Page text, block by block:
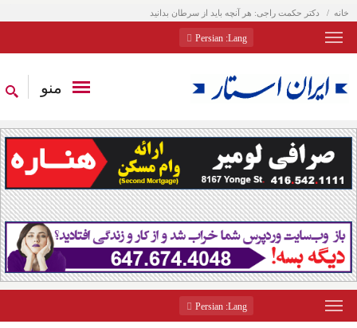
خانه دکتر حکمت راجی: هر آنچه باید از سرطان بدانید
Lang
: Persian
منو
Lang
: Persian